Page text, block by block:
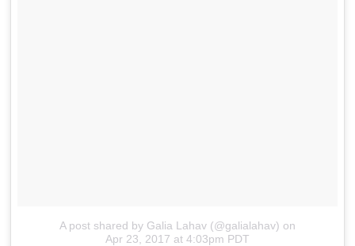
A post shared by Galia Lahav (@galialahav) on
Apr 23, 2017 at 4:03pm PDT